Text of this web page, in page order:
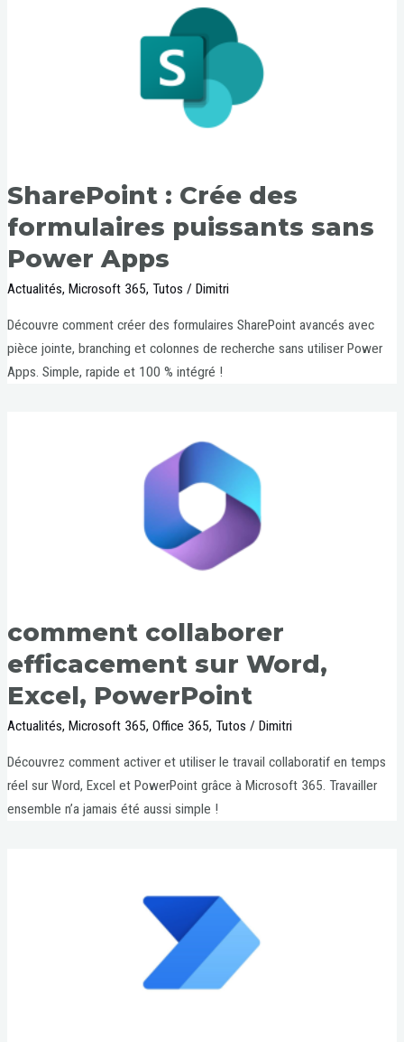
SharePoint : Crée des
formulaires puissants sans
Power Apps
Actualités,Microsoft 365,Tutos /Dimitri
Découvre comment créer des formulaires SharePoint avancés avec
pièce jointe, branching et colonnes de recherche sans utiliser Power
Apps. Simple, rapide et 100 % intégré !
comment collaborer
efficacement sur Word,
Excel, PowerPoint
Actualités, Microsoft 365,Office 365,Tutos / Dimitri
Découvrez comment activer et utiliser le travail collaboratif en temps
réel sur Word, Excel et PowerPoint grâce à Microsoft 365. Travailler
ensemble n’a jamais été aussi simple !